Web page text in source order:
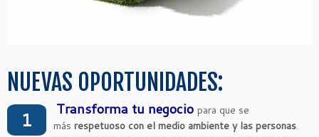
NUEVAS OPORTUNIDADES:
1 Transforma tu negocio para que se
más respetuoso con el medio ambiente y las personas.